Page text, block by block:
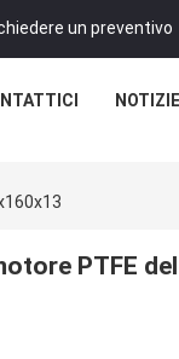
un preventivo
NOTIZIE
PTFE del